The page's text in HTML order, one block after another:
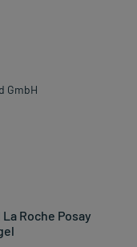
GmbH
Roche Posay